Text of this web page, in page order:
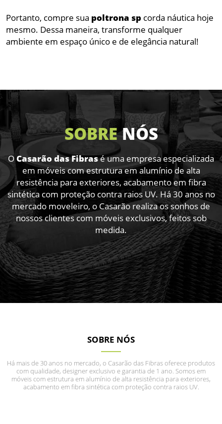
Portanto, compre sua poltrona sp corda náutica hoje
mesmo. Dessa maneira, transforme qualquer
ambiente em espaço único e de elegância natural!
SOBRENÓS
OCasarão das Fibrasé uma empresa especializada
em móveis com estrutura em alumínio de alta
resistência para exteriores, acabamento em fibra
sintética com proteção contra raios UV. Há 30 anos no
mercado moveleiro, o Casarão realiza os sonhos de
nossos clientes com móveis exclusivos, feitos sob
medida.
SOBRE NÓS
Há mais de 30 anos no mercado, o Casarão das Fibras oferece produtos
com qualidade, designer exclusivo e garantia de 1 ano. Somos em
móveis com estrutura em alumínio de alta resistência para exteriores,
acabamento em fibra sintética com proteção contra raios UV.